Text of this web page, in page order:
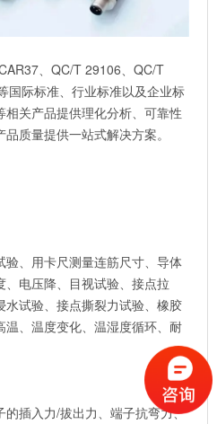
、QC/T 29106、QC/T
国际标准、行业标准以及企业标
关产品提供理化分析、可靠性
质量提供一站式解决方案。
验、用卡尺测量连筋尺寸、导体
电压降、目视试验、接点拉
试验、接点撕裂力试验、橡胶
、温度变化、温湿度循环、耐
插入力/拔出力、端子抗弯力、